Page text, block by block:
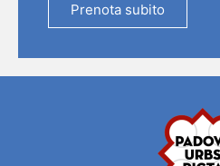
Prenota subito